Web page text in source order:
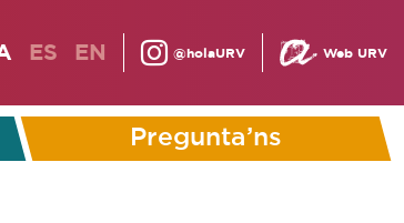
ES EN @holaURV Web URV
Pregunta’ns